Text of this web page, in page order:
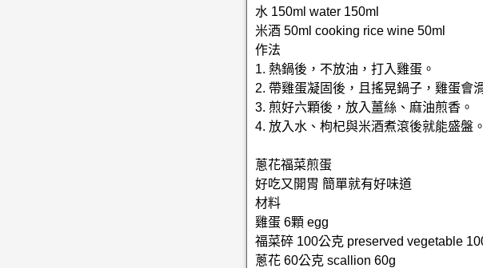
水 150ml water 150ml
米酒 50ml cooking rice wine 50ml
作法
1. 熱鍋後，不放油，打入雞蛋。
2. 帶雞蛋凝固後，且搖晃鍋子，雞蛋會
3. 煎好六顆後，放入薑絲、麻油煎香。
4. 放入水、枸杞與米酒煮滾後就能盛盤。
蔥花福菜煎蛋
好吃又開胃 簡單就有好味道
材料
雞蛋 6顆 egg
福菜碎 100公克 preserved vegetable
蔥花 60公克 scallion 60g